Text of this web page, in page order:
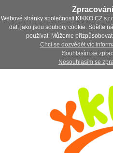
Webové stránky společnosti KIKKO CZ
dat, jako jsou soubory cookie. Sdělte
používat. Můžeme
Chci se dozvědět víc
Souhlasím se
Nesouhlasím se